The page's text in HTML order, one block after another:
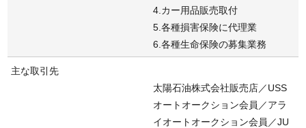
4.カー用品販売取付
5.各種損害保険に代理業
6.各種生命保険の募集業務
主な取引先
太陽石油株式会社販売店／USS
オートオークション会員／アラ
イオートオークション会員／JU